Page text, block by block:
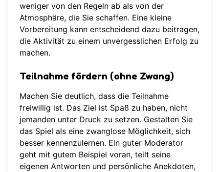
weniger von den Regeln ab als von der
Atmosphäre, die Sie schaffen. Eine kleine
Vorbereitung kann entscheidend dazu beitragen,
die Aktivität zu einem unvergesslichen Erfolg zu
machen.
Teilnahme fördern (ohne Zwang)
Machen Sie deutlich, dass die Teilnahme
freiwillig ist. Das Ziel ist Spaß zu haben, nicht
jemanden unter Druck zu setzen. Gestalten Sie
das Spiel als eine zwanglose Möglichkeit, sich
besser kennenzulernen. Ein guter Moderator
geht mit gutem Beispiel voran, teilt seine
eigenen Antworten und persönliche Anekdoten,